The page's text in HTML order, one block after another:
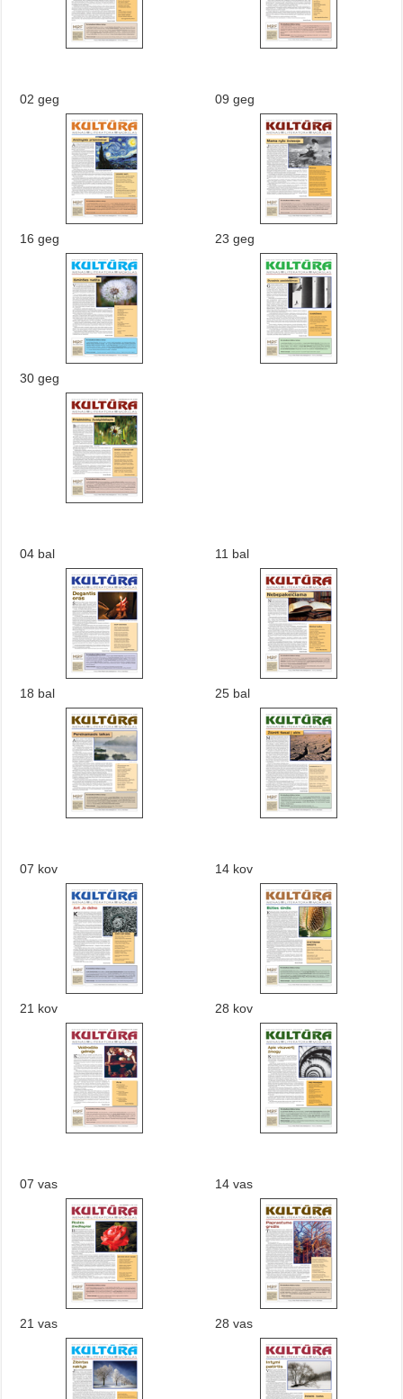
02 geg 09 geg
16 geg 23 geg
30 geg
04 bal 11 bal
18 bal 25 bal
07 kov 14 kov
21 kov 28 kov
07 vas 14 vas
21 vas 28 vas